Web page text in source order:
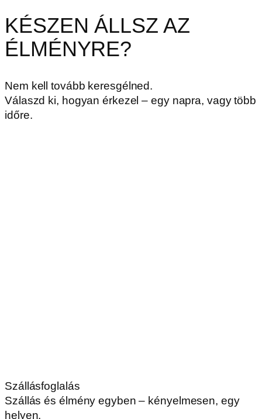
KÉSZEN ÁLLSZ AZ
ÉLMÉNYRE?
Nem kell tovább keresgélned.
Válaszd ki, hogyan érkezel – egy napra, vagy több
időre.
Szállásfoglalás
Szállás és élmény egyben – kényelmesen, egy
helyen.